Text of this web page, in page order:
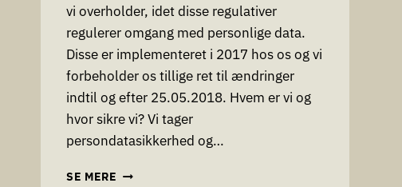
vi overholder, idet disse regulativer
regulerer omgang med personlige data.
Disse er implementeret i 2017 hos os og vi
forbeholder os tillige ret til ændringer
indtil og efter 25.05.2018. Hvem er vi og
hvor sikre vi? Vi tager
persondatasikkerhed og…
SE MERE GDPR